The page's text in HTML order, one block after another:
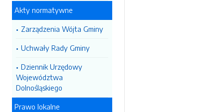
Akty normatywne
Zarządzenia Wójta Gminy
Uchwały Rady Gminy
Dziennik Urzędowy
Województwa
Dolnośląskiego
Prawo lokalne